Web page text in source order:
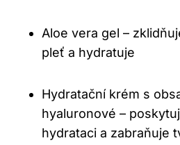
Aloe vera gel –
pleť a hydratuje
Hydratační krém s
hyaluronové –
hydrataci a zabraňuje